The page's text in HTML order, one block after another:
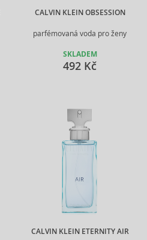
CALVIN KLEIN OBSESSION
parfémovaná voda pro ženy
SKLADEM
492 Kč
CALVIN KLEIN ETERNITY AIR